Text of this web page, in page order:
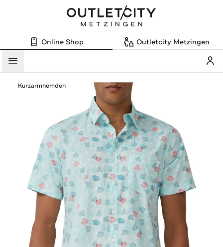
Online Shop Outletcity Metzingen
Menü
Kurzarmhemden